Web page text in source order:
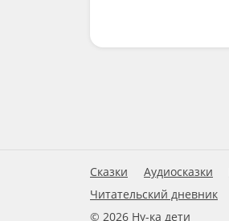
Сказки Аудиосказки
Читательский дневник
© 2026 Ну-ка дети